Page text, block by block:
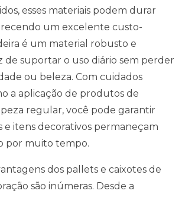
esses materiais podem durar
um excelente custo-
é um material robusto e
de suportar o uso diário sem perder
ou beleza. Com cuidados
a aplicação de produtos de
regular, você pode garantir
e itens decorativos permaneçam
por muito tempo.
dos pallets e caixotes de
são inúmeras. Desde a